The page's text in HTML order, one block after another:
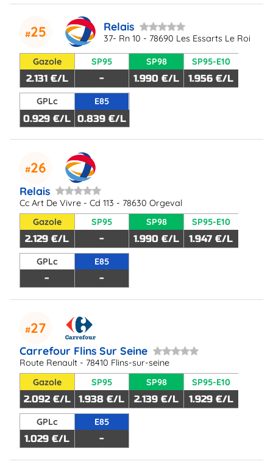
25 Relais
37- Rn 10 - 78690 Les Essarts Le Roi
Gazole
2.131 €/L
SP95
-
SP98
1.990 €/L
SP95-E10
1.956 €/L
GPLc
0.929 €/L
E85
0.839 €/L
26
Relais
Cc Art De Vivre - Cd 113 - 78630 Orgeval
Gazole
2.129 €/L
SP95
-
SP98
1.990 €/L
SP95-E10
1.947 €/L
GPLc
-
E85
-
27
Carrefour Flins Sur Seine
Route Renault - 78410 Flins-sur-seine
Gazole
2.092 €/L
SP95
1.938 €/L
SP98
2.139 €/L
SP95-E10
1.929 €/L
GPLc
1.029 €/L
E85
-